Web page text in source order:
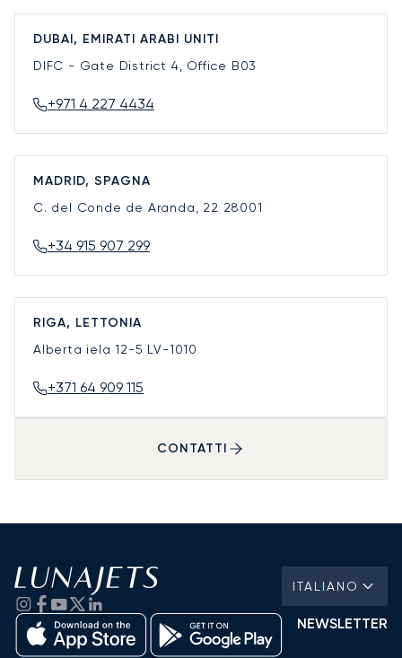
DUBAI, EMIRATI ARABI UNITI
DIFC - Gate District 4, Office B03
+971 4 227 4434
MADRID, SPAGNA
C. del Conde de Aranda, 22 28001
+34 915 907 299
RIGA, LETTONIA
Alberta iela 12-5 LV-1010
+371 64 909 115
CONTATTI
ITALIANO
NEWSLETTER